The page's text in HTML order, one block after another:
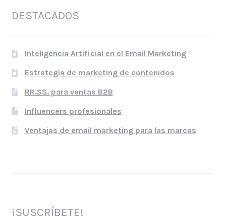
DESTACADOS
Inteligencia Artificial en el Email Marketing
Estrategia de marketing de contenidos
RR.SS. para ventas B2B
Influencers profesionales
Ventajas de email marketing para las marcas
¡SUSCRÍBETE!